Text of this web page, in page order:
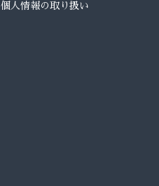
個人情報の取り扱い